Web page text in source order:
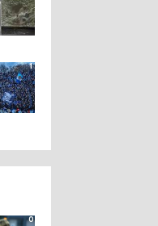
1
0